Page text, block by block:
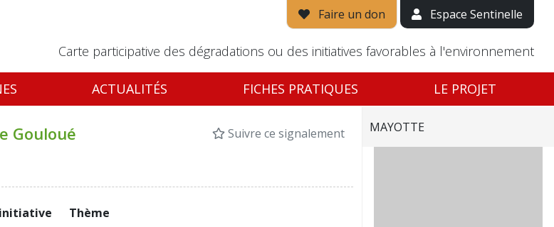
Faire un don Espace Sentinelle
Carte participative des dégradations ou des initiatives favorables à l'environnement
ACTUALITÉS FICHES PRATIQUES LE PROJET
Gouloué Suivre ce signalement
Thème
MAYOTTE